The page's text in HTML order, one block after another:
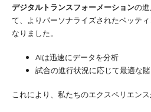
デジタルトランスフォーメーションの
て、よりパーソナライズされたベッテ
なりました。
AIは迅速にデータを分析
試合の進行状況に応じて最適な
これにより、私たちのエクスペリエンス